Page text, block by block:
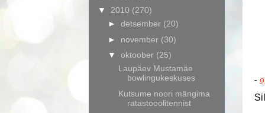
-
▼ 2010 (270)
► detsember (20)
► november (30)
▼ oktoober (25)
Laupäev Mustamäe
bowlingukeskuses
Kutsume noori mängima
ratastooolitennist